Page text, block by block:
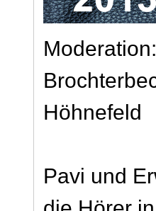
Höhnefeld
Pavi und